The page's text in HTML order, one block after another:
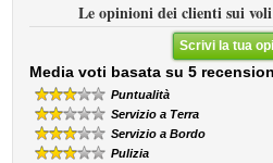
Le opinioni dei clienti sui
Scrivi la tua
Media voti basata su 5
Puntualità
Servizio a Terra
Servizio a Bordo
Pulizia